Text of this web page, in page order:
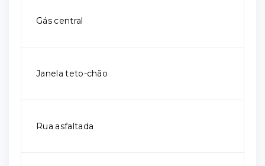
Gás central
Janela teto-chão
Rua asfaltada